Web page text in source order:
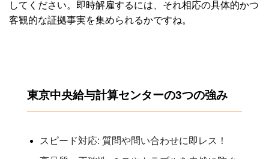
してください。即時解雇するには、それ相応の具体的かつ
客観的な証拠事実を集められるかですね。
東京中央給与計算センターの3つの強み
スピード対応: 質問や問い合わせに即レス！